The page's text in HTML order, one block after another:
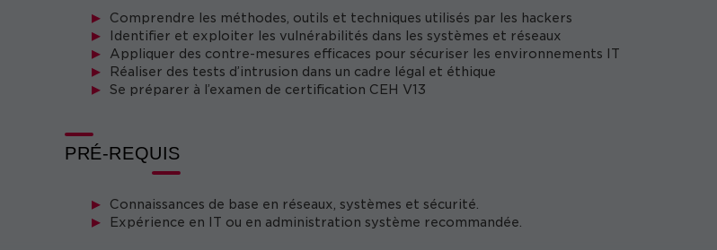
Comprendre les méthodes, outils et techniques utilisés par les hackers
Identifier et exploiter les vulnérabilités dans les systèmes et réseaux
Appliquer des contre-mesures efficaces pour sécuriser les environnements IT
Réaliser des tests d’intrusion dans un cadre légal et éthique
Se préparer à l’examen de certification CEH V13
PRÉ-REQUIS
Connaissances de base en réseaux, systèmes et sécurité.
Expérience en IT ou en administration système recommandée.